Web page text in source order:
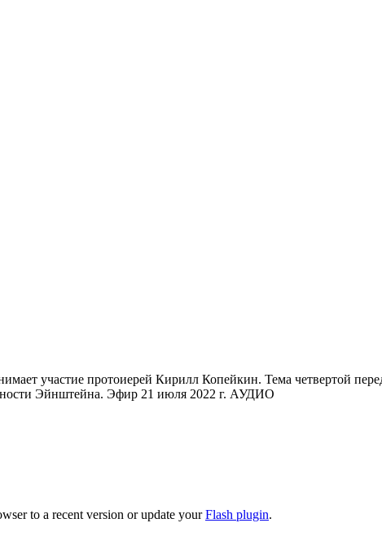
участие протоиерей Кирилл Копейкин. Тема четвертой
Эйнштейна. Эфир 21 июля 2022 г. АУДИО
to a recent version or update yourFlash plugin.